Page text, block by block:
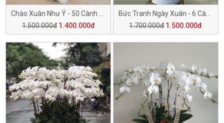
1.500.000đ 1.400.000đ
1.700.000đ 1.500.000đ